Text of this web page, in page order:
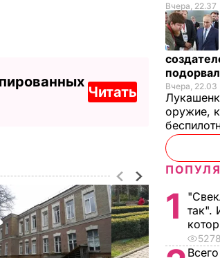
Читать
Вчера, 22.37
Вчера, 22.03
оружие,
1
так".